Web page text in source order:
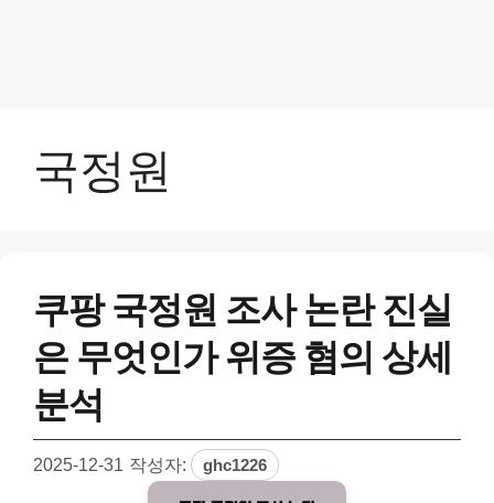
국정원
쿠팡 국정원 조사 논란 진실
은 무엇인가 위증 혐의 상세
분석
2025-12-31 작성자: ghc1226